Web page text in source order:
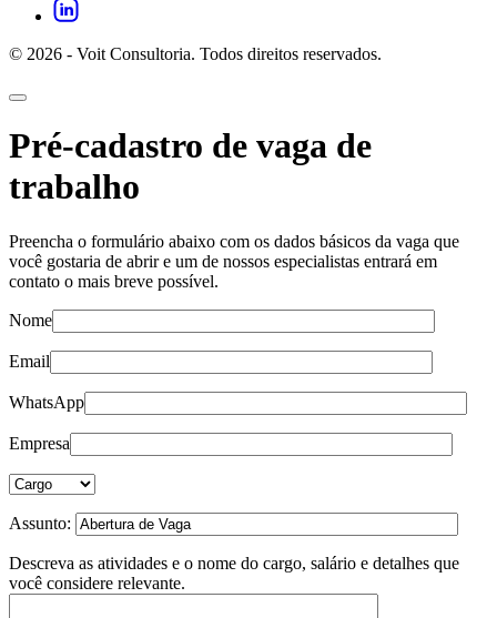
© 2026 - Voit Consultoria. Todos direitos reservados.
Pré-cadastro de vaga de
trabalho
Preencha o formulário abaixo com os dados básicos da vaga que
você gostaria de abrir e um de nossos especialistas entrará em
contato o mais breve possível.
Nome
Email
WhatsApp
Empresa
Assunto:
Descreva as atividades e o nome do cargo, salário e detalhes que
você considere relevante.